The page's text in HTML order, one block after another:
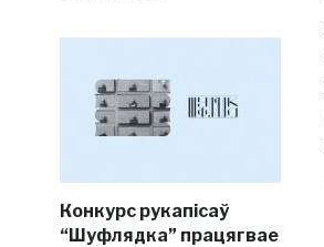
Конкурс рукапісаў
“Шуфлядка” працягвае